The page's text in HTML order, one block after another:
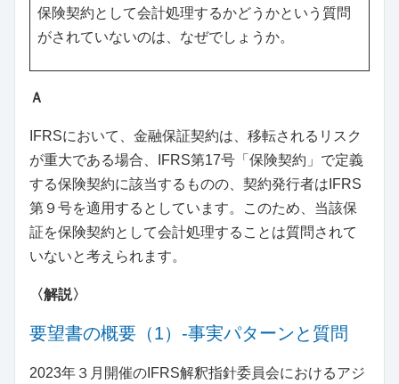
保険契約として会計処理するかどうかという質問
がされていないのは、なぜでしょうか。
Ａ
IFRSにおいて、金融保証契約は、移転されるリスク
が重大である場合、IFRS第17号「保険契約」で定義
する保険契約に該当するものの、契約発行者はIFRS
第９号を適用するとしています。このため、当該保
証を保険契約として会計処理することは質問されて
いないと考えられます。
〈解説〉
要望書の概要（1）‐事実パターンと質問
2023年３月開催のIFRS解釈指針委員会におけるアジ